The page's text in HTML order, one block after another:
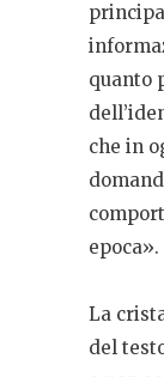
quanto
che in
epoca».
La
del